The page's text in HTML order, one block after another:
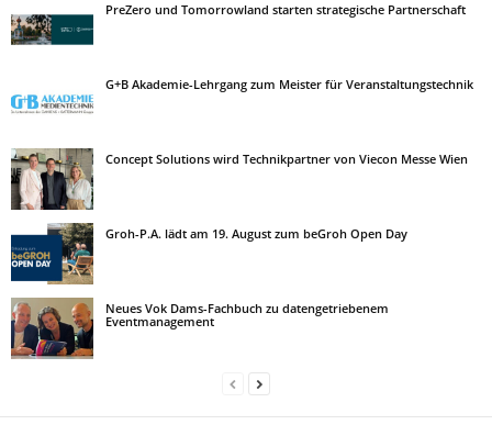
PreZero und Tomorrowland starten strategische Partnerschaft
G+B Akademie-Lehrgang zum Meister für Veranstaltungstechnik
Concept Solutions wird Technikpartner von Viecon Messe Wien
Groh-P.A. lädt am 19. August zum beGroh Open Day
Neues Vok Dams-Fachbuch zu datengetriebenem
Eventmanagement